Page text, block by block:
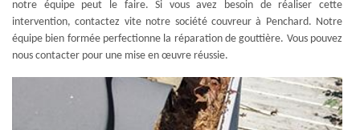
notre équipe peut le faire. Si vous avez besoin de réaliser cette
intervention, contactez vite notre société couvreur à Penchard. Notre
équipe bien formée perfectionne la réparation de gouttière. Vous pouvez
nous contacter pour une mise en œuvre réussie.